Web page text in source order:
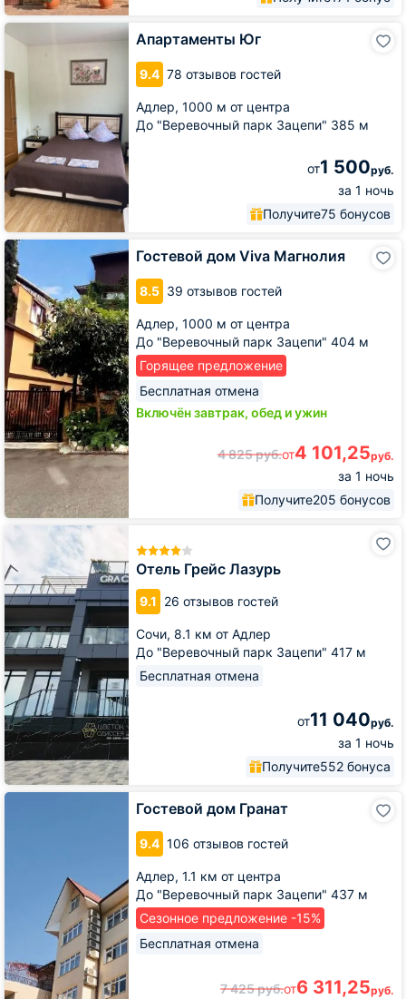
Апартаменты Юг
9.4 78 отзывов гостей
Адлер, 1000 м от центра
До "Веревочный парк Зацепи" 385 м
от1 500руб.
за 1 ночь
Получите75 бонусов
Апартаменты
Гостевой дом Viva Магнолия
8.5 39 отзывов гостей
Адлер, 1000 м от центра
До "Веревочный парк Зацепи" 404 м
Горящее предложение
Бесплатная отмена
Включён завтрак, обед и ужин
4 825руб.от4 101,25руб.
за 1 ночь
Получите205 бонусов
Гостевой
дом
Viva
Магнолия
Отель Грейс Лазурь
9.1 26 отзывов гостей
Сочи, 8.1 км от Адлер
До "Веревочный парк Зацепи" 417 м
Бесплатная отмена
от11 040руб.
за 1 ночь
Получите552 бонуса
Лазурь
Гостевой дом Гранат
9.4 106 отзывов гостей
Адлер, 1.1 км от центра
До "Веревочный парк Зацепи" 437 м
Сезонное предложение -15%
Бесплатная отмена
7 425руб.от6 311,25руб.
Гостевой